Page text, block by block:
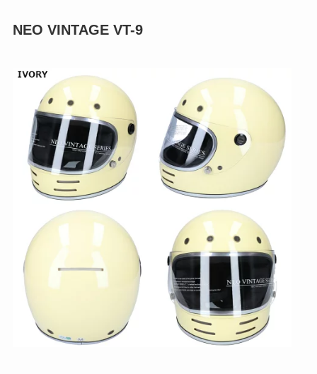
NEO VINTAGE VT-9